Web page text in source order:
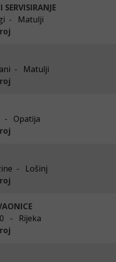
- Matulji
- Matulji
- Opatija
- Lošinj
- Rijeka